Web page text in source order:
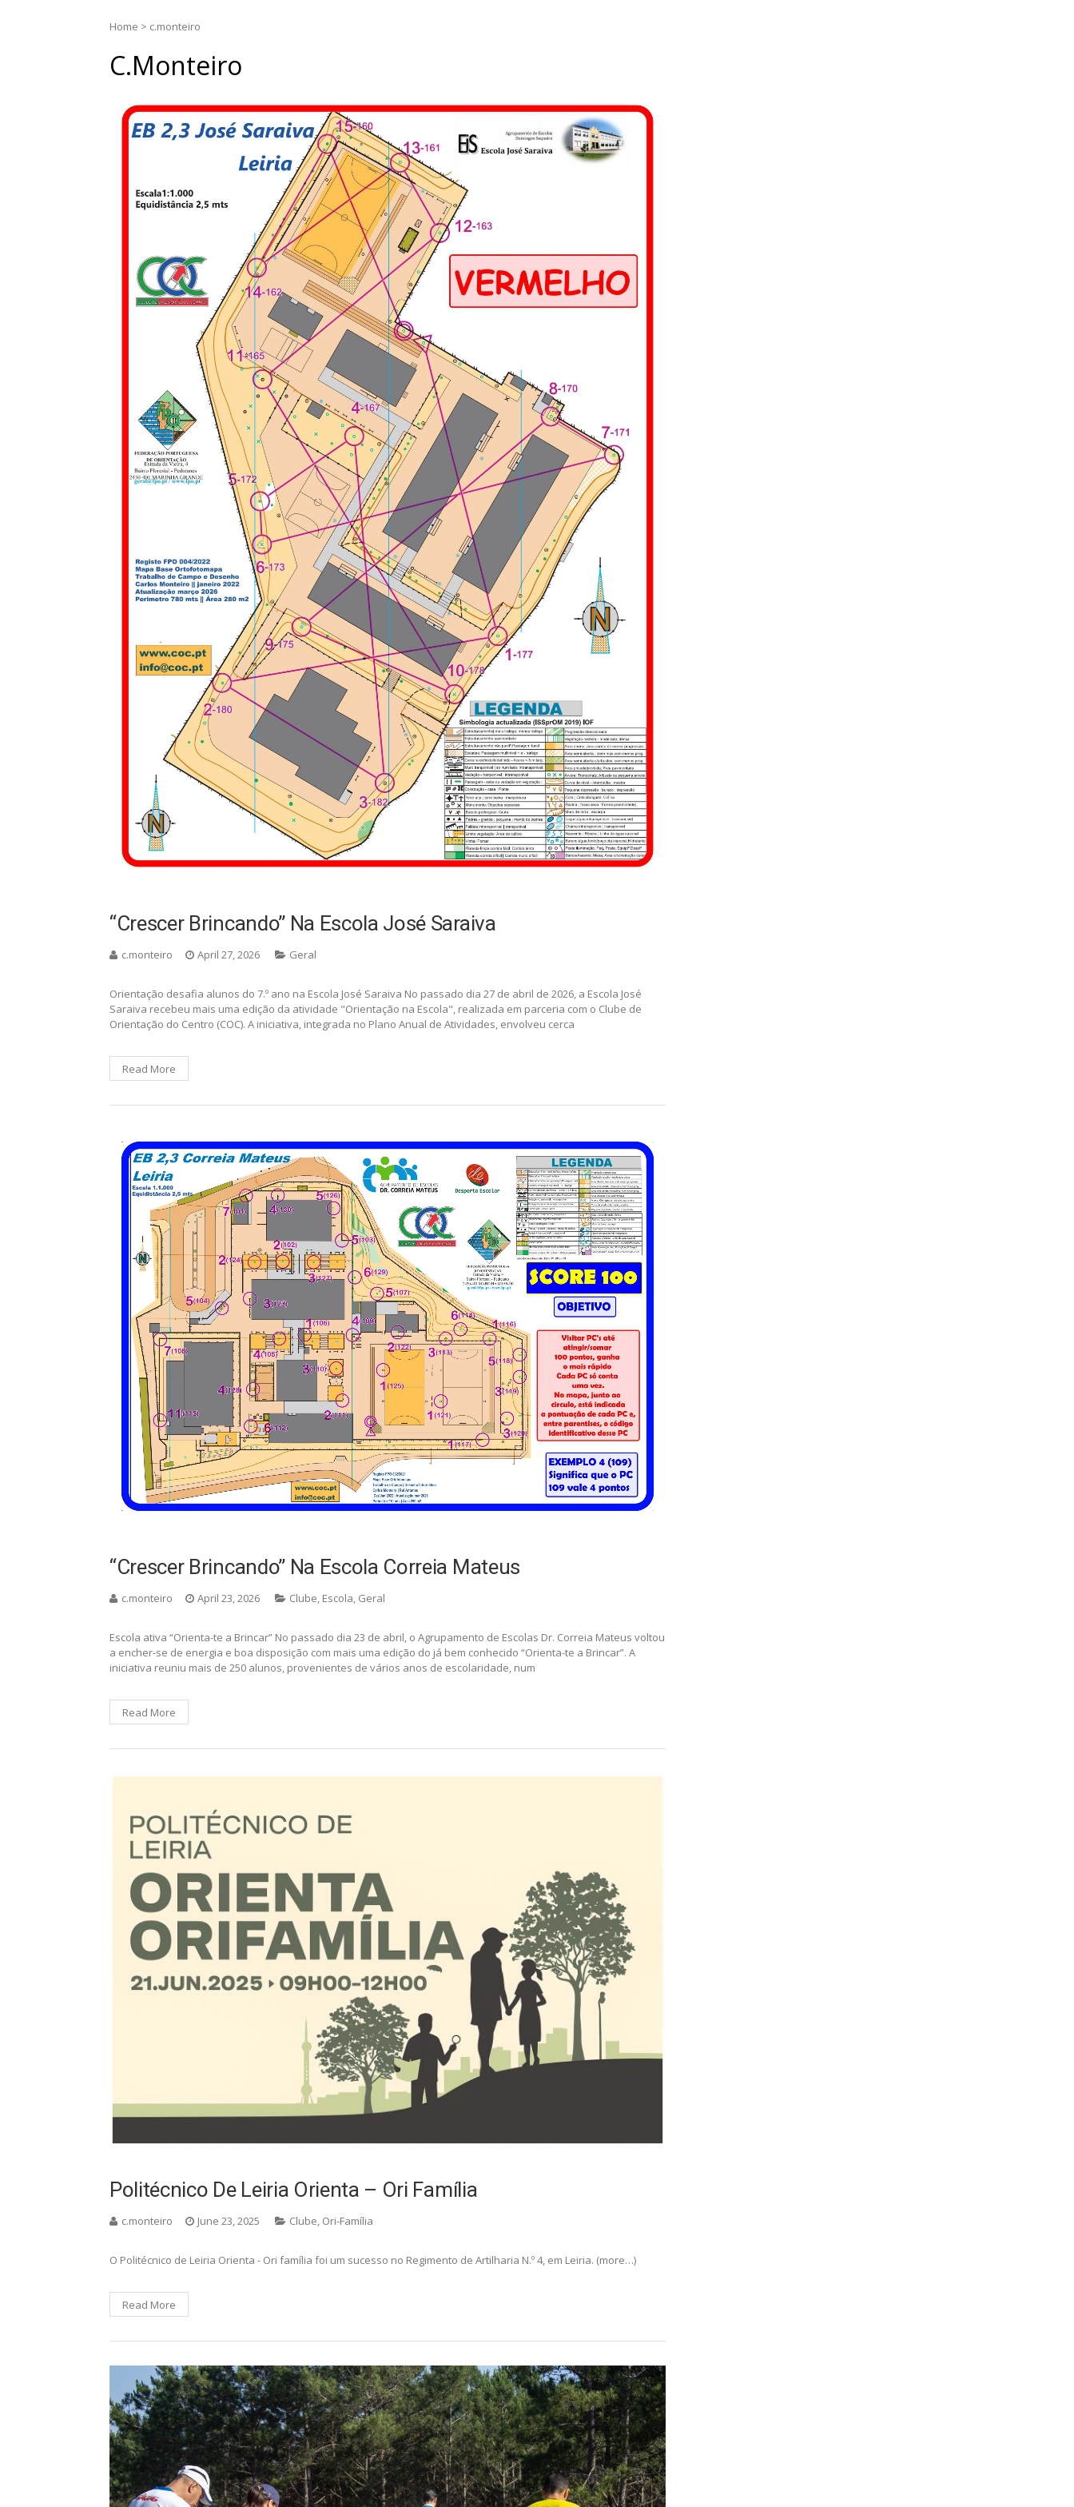
Home > c.monteiro
C.monteiro
“Crescer Brincando” Na Escola José Saraiva
c.monteiro April 27, 2026 Geral
Orientação desafia alunos do 7.º ano na Escola José Saraiva No passado dia 27 de abril de 2026, a Escola José
Saraiva recebeu mais uma edição da atividade "Orientação na Escola", realizada em parceria com o Clube de
Orientação do Centro (COC). A iniciativa, integrada no Plano Anual de Atividades, envolveu cerca
Read More
“Crescer Brincando” Na Escola Correia Mateus
c.monteiro April 23, 2026 Clube, Escola, Geral
Escola ativa “Orienta-te a Brincar” No passado dia 23 de abril, o Agrupamento de Escolas Dr. Correia Mateus voltou
a encher-se de energia e boa disposição com mais uma edição do já bem conhecido “Orienta-te a Brincar”. A
iniciativa reuniu mais de 250 alunos, provenientes de vários anos de escolaridade, num
Read More
Politécnico De Leiria Orienta – Ori Família
c.monteiro June 23, 2025 Clube, Ori-Família
O Politécnico de Leiria Orienta - Ori família foi um sucesso no Regimento de Artilharia N.º 4, em Leiria. (more…)
Read More